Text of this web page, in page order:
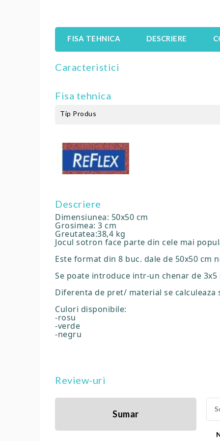
FISA TEHNICA DESCRIERE
Caracteristici
Fisa tehnica
Tip Produs
Descriere
Dimensiunea: 50x50 cm
Grosimea: 3 cm
Greutatea:38,4 kg
Jocul sotron face parte din cele mai
Este format din 8 buc. dale de 50x50 cm
Se poate introduce intr-un chenar de 3x5
Diferenta de pret/ material se
Culori disponibile:
-rosu
-verde
-negru
Review-uri
Sumar